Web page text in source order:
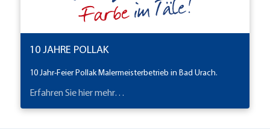
10 JAHRE POLLAK
10 Jahr-Feier Pollak Malermeisterbetrieb in Bad Urach.
Erfahren Sie hier mehr…